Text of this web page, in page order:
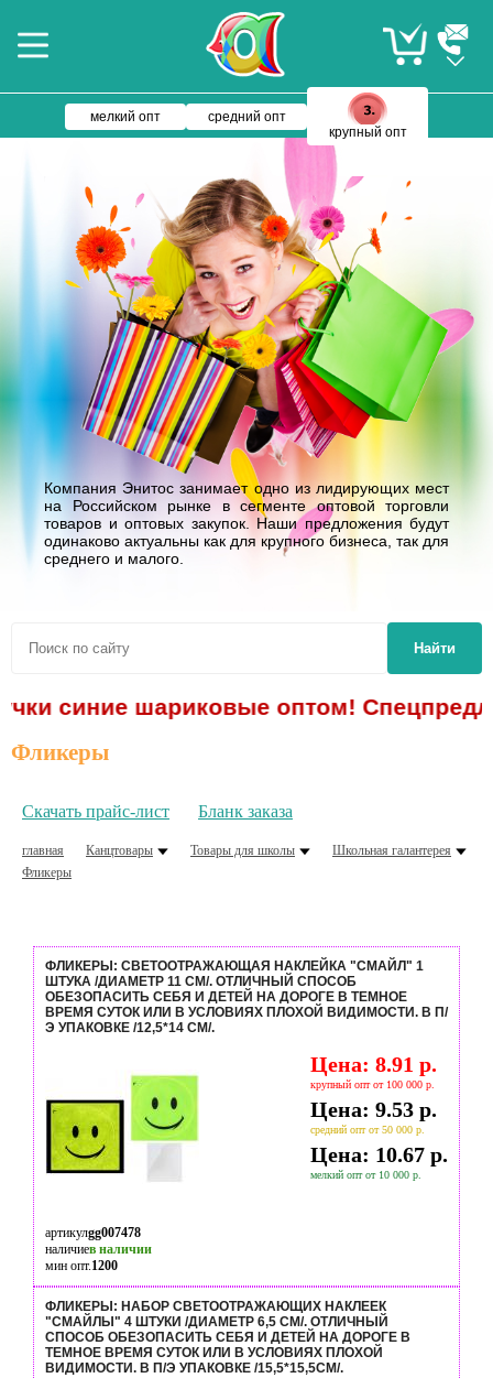
мелкий опт
средний опт
крупный опт
Компания Энитос занимает одно из лидирующих мест
на Российском рынке в сегменте оптовой торговли
товаров и оптовых закупок. Наши предложения будут
одинаково актуальны как для крупного бизнеса, так для
среднего и малого.
Найти
синие шариковые оптом!
Фликеры
Скачать прайс-лист Бланк заказа
главная Канцтовары Товары для школы
Школьная галантерея
Фликеры
ФЛИКЕРЫ: СВЕТООТРАЖАЮЩАЯ НАКЛЕЙКА "СМАЙЛ" 1
ШТУКА /ДИАМЕТР 11 СМ/. ОТЛИЧНЫЙ СПОСОБ
ОБЕЗОПАСИТЬ СЕБЯ И ДЕТЕЙ НА ДОРОГЕ В ТЕМНОЕ
ВРЕМЯ СУТОК ИЛИ В УСЛОВИЯХ ПЛОХОЙ ВИДИМОСТИ. В П/
Э УПАКОВКЕ /12,5*14 СМ/.
Цена: 8.91 р.
крупный опт от 100 000 р.
Цена: 9.53 р.
средний опт от 50 000 р.
Цена: 10.67 р.
мелкий опт от 10 000 р.
артикулgg007478
наличиев наличии
мин опт.1200
ФЛИКЕРЫ: НАБОР СВЕТООТРАЖАЮЩИХ НАКЛЕЕК
"СМАЙЛЫ" 4 ШТУКИ /ДИАМЕТР 6,5 СМ/. ОТЛИЧНЫЙ
СПОСОБ ОБЕЗОПАСИТЬ СЕБЯ И ДЕТЕЙ НА ДОРОГЕ В
ТЕМНОЕ ВРЕМЯ СУТОК ИЛИ В УСЛОВИЯХ ПЛОХОЙ
ВИДИМОСТИ. В П/Э УПАКОВКЕ /15,5*15,5СМ/.